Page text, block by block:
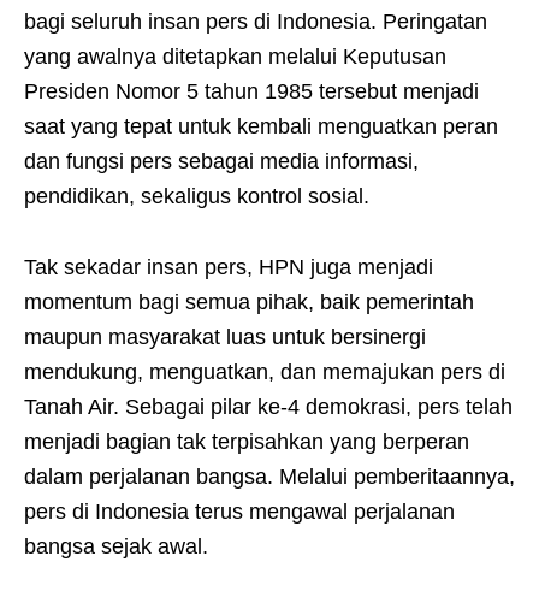
bagi seluruh insan pers di Indonesia. Peringatan
yang awalnya ditetapkan melalui Keputusan
Presiden Nomor 5 tahun 1985 tersebut menjadi
saat yang tepat untuk kembali menguatkan peran
dan fungsi pers sebagai media informasi,
pendidikan, sekaligus kontrol sosial.
Tak sekadar insan pers, HPN juga menjadi
momentum bagi semua pihak, baik pemerintah
maupun masyarakat luas untuk bersinergi
mendukung, menguatkan, dan memajukan pers di
Tanah Air. Sebagai pilar ke-4 demokrasi, pers telah
menjadi bagian tak terpisahkan yang berperan
dalam perjalanan bangsa. Melalui pemberitaannya,
pers di Indonesia terus mengawal perjalanan
bangsa sejak awal.